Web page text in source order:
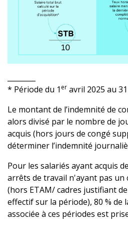
* Période du 1 er avril 2025 au
Le montant de l’indemnité de
alors divisé par le nombre de
acquis (hors jours de congé
déterminer l’indemnité
Pour les salariés ayant acquis
arrêts de travail n'ayant pas
(hors ETAM/ cadres justifiant
effectif sur la période), 80 % de
associée à ces périodes est